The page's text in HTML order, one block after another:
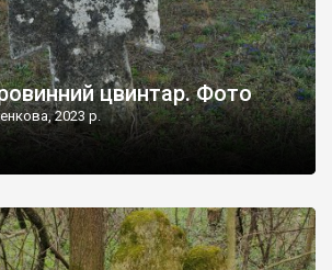
цвинтар. Фото
2023 р.